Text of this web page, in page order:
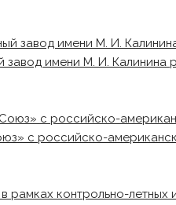
завод имени М. И.
с российско-